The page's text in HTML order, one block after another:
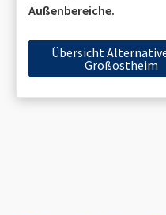
Außenbereiche.
Übersicht
Großostheim